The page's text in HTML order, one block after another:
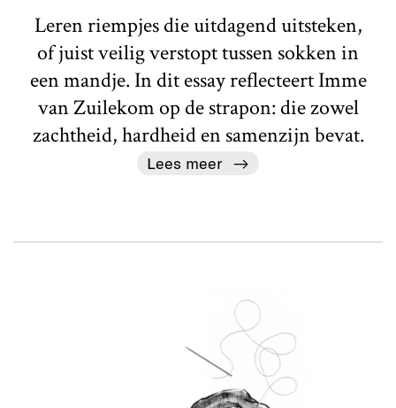
Leren riempjes die uitdagend uitsteken,
of juist veilig verstopt tussen sokken in
een mandje. In dit essay reflecteert Imme
van Zuilekom op de strapon: die zowel
zachtheid, hardheid en samenzijn bevat.
Lees meer